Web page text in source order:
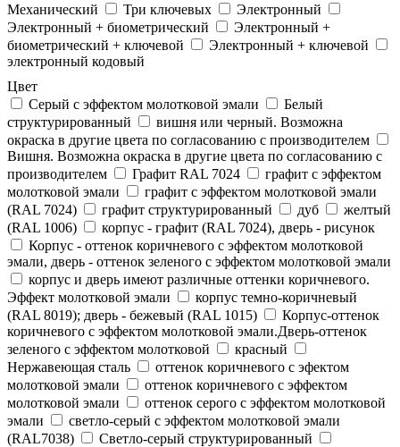
Механический
Три ключевых
Электронный
Электронный + биометрический
Электронный +
биометрический + ключевой
Электронный + ключевой
электронный кодовый
Цвет
Cерый с эффектом молотковой эмали
Белый
структурированный
вишня или черный. Возможна
окраска в другие цвета по согласованию с производителем
Вишня. Возможна окраска в другие цвета по согласованию с
производителем
Графит RAL 7024
графит с эффектом
молотковой эмали
графит с эффектом молотковой эмали
(RAL 7024)
графит структурированный дуб
желтый
(RAL 1006)
корпус - графит (RAL 7024), дверь - рисунок
Корпус - оттенок коричневого с эффектом молотковой
эмали, дверь - оттенок зеленого с эффектом молотковой эмали
корпус и дверь имеют различные оттенки коричневого.
Эффект молотковой эмали
корпус темно-коричневый
(RAL 8019); дверь - бежевый (RAL 1015)
Корпус-оттенок
коричневого с эффектом молотковой эмали.Дверь-оттенок
зеленого с эффектом молотковой
красный
Нержавеющая сталь
оттенок коричневого с эфектом
молотковой эмали
оттенок коричневого с эффектом
молотковой эмали
оттенок серого с эффектом молотковой
эмали
светло-серый с эффектом молотковой эмали
(RAL7038)
Светло-серый структурированный